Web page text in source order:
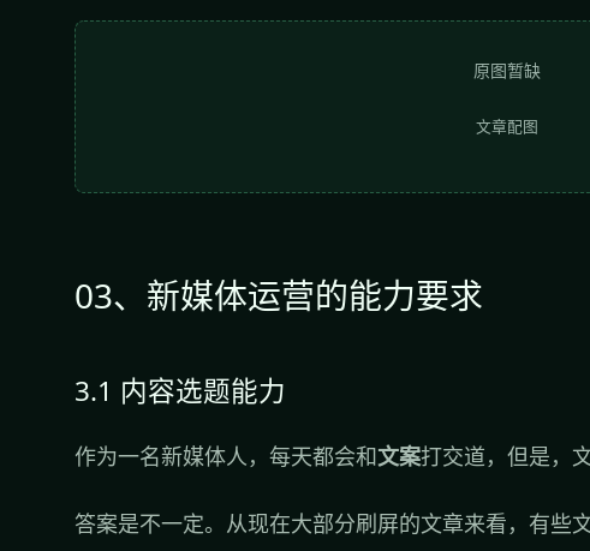
原图暂缺
文章配图
03、新媒体运营的能力要求
3.1 内容选题能力
作为一名新媒体人，每天都会和文案打交道，但是，
答案是不一定。从现在大部分刷屏的文章来看，有些